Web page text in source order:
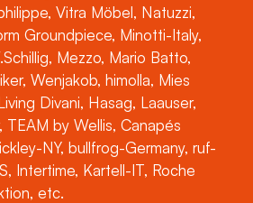
Vitra Möbel, Natuzzi,
Groundpiece, Minotti-Italy,
Mezzo, Mario Batto,
Wenjakob, himolla, Mies
Divani, Hasag, Laauser,
by Wellis, Canapés
NY, bullfrog-Germany, ruf-
Intertime, Kartell-IT, Roche
etc.